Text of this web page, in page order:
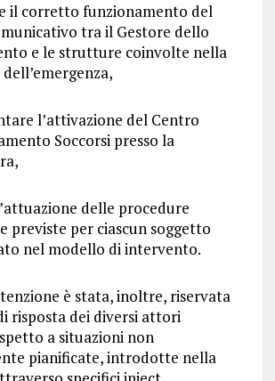
il corretto funzionamento del
tra il Gestore dello
e le strutture coinvolte nella
l’attivazione del Centro
Soccorsi presso la
delle procedure
previste per ciascun soggetto
nel modello di intervento.
è stata, inoltre, riservata
risposta dei diversi attori
a situazioni non
pianificate, introdotte nella